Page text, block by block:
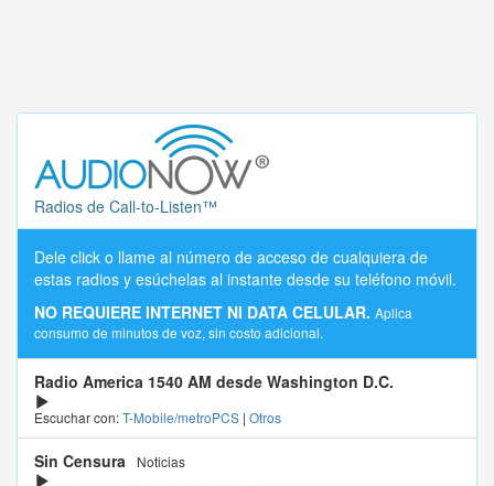
Radios de Call-to-Listen™
Dele click o llame al número de acceso de cualquiera de
estas radios y esúchelas al instante desde su teléfono móvil.
NO REQUIERE INTERNET NI DATA CELULAR. Aplica
consumo de minutos de voz, sin costo adicional.
Radio America 1540 AM desde Washington D.C.
Escuchar con:T-Mobile/metroPCS | Otros
Sin Censura
Noticias